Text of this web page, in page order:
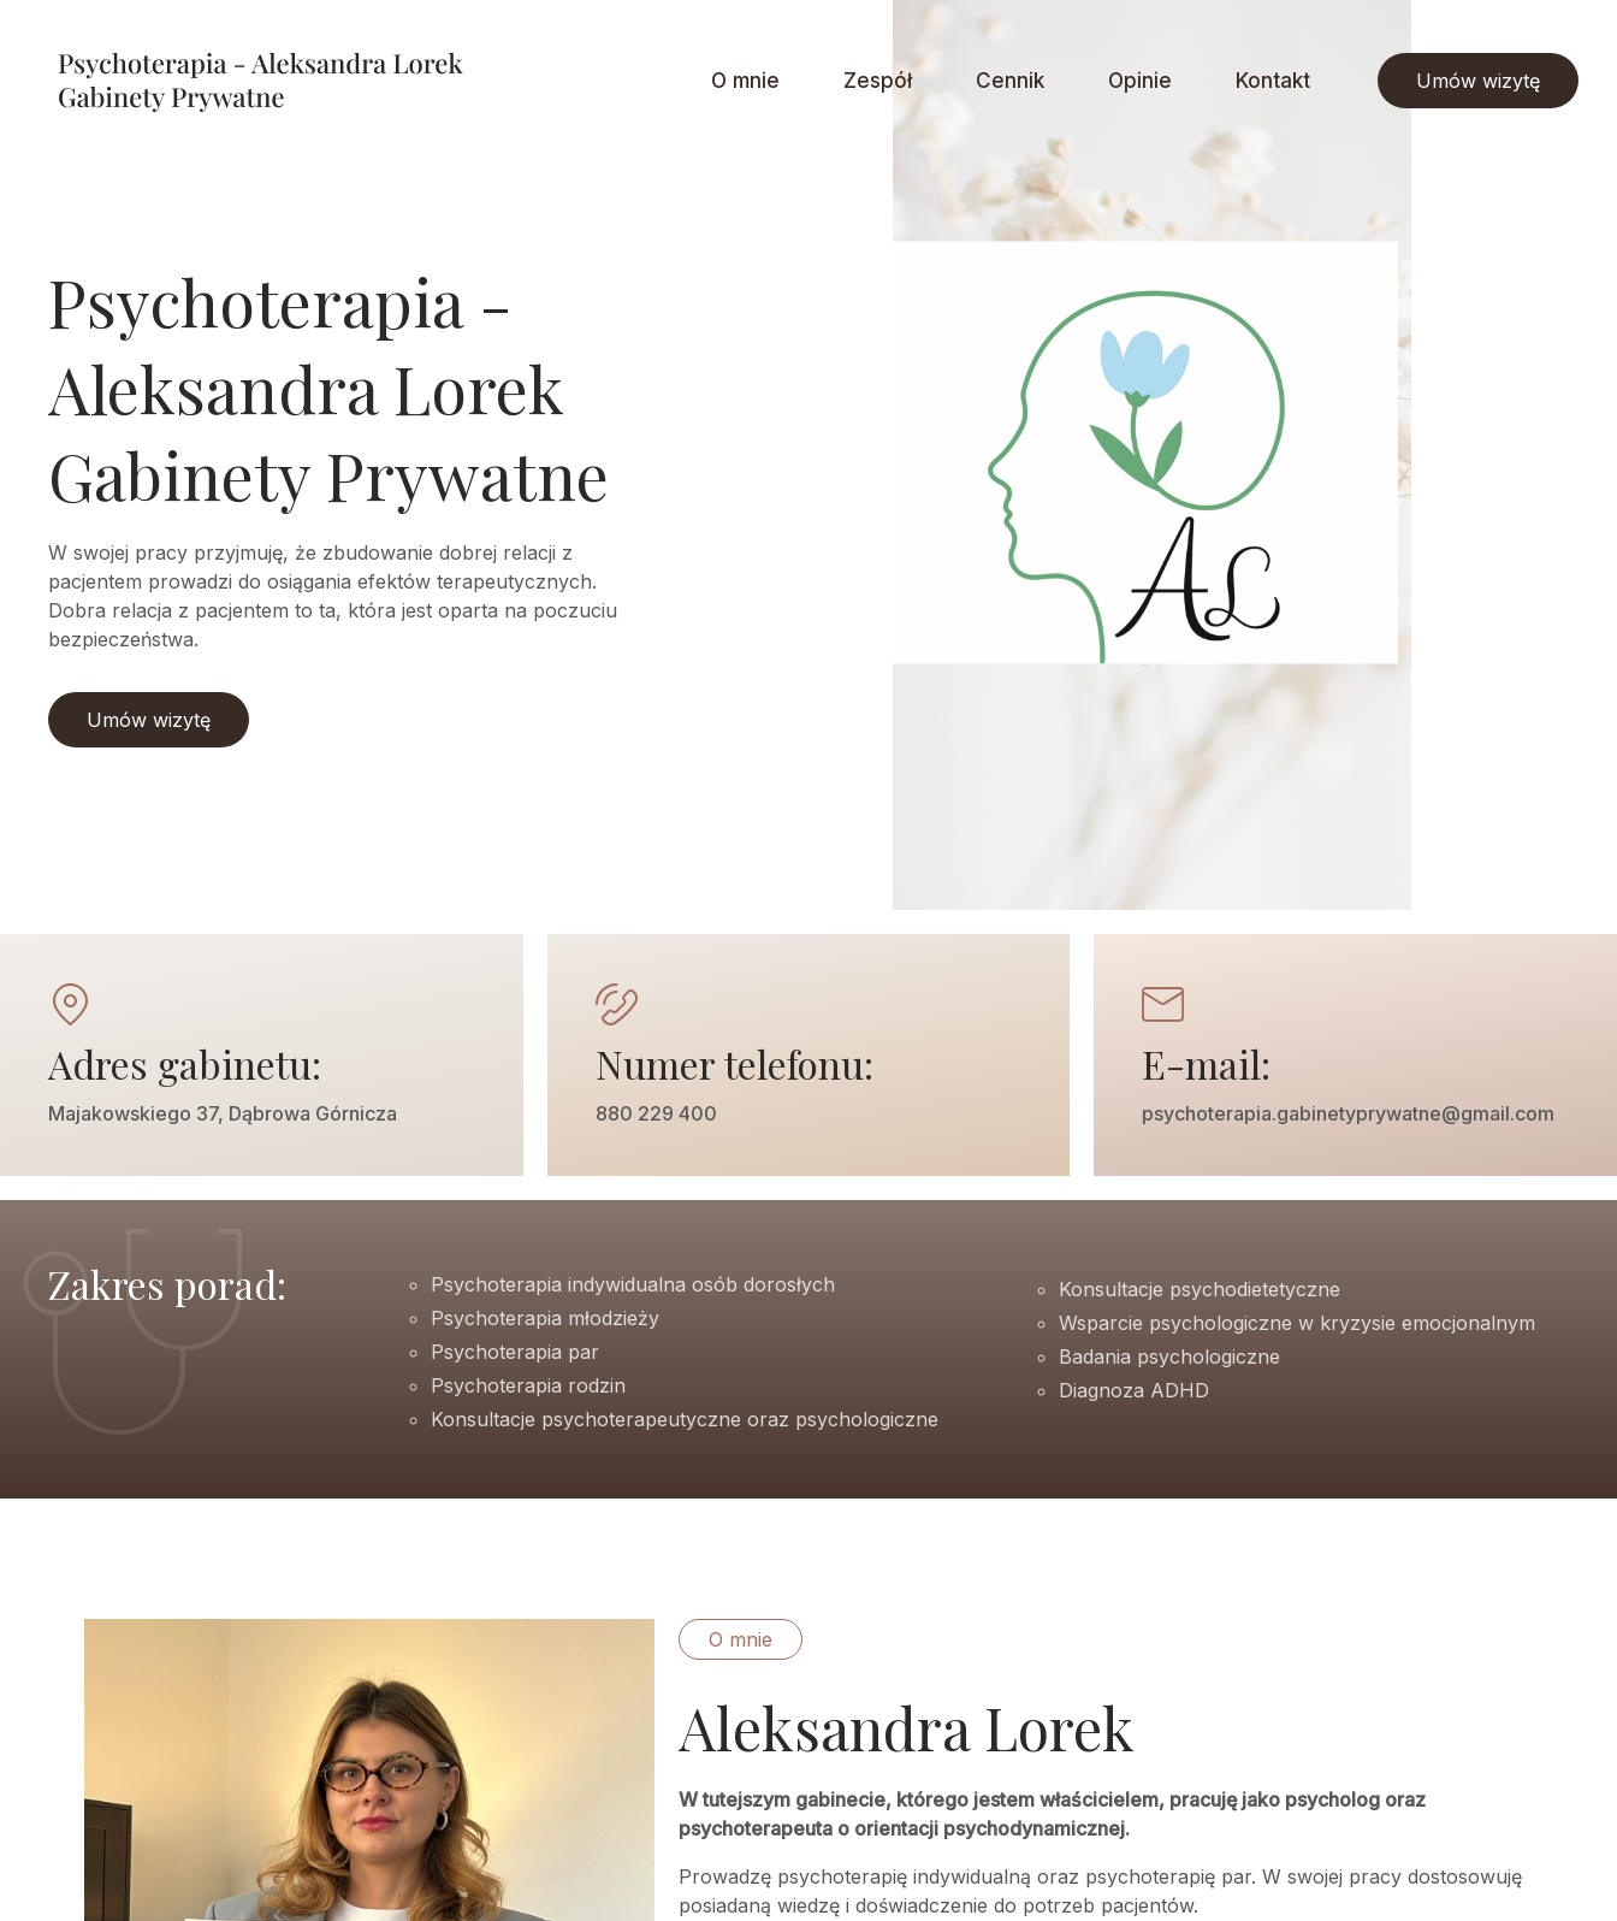
O mnie Zespół Cennik Opinie Kontakt Umów wizytę
Psychoterapia -
Aleksandra Lorek
Gabinety Prywatne
W swojej pracy przyjmuję, że zbudowanie dobrej relacji z
pacjentem prowadzi do osiągania efektów terapeutycznych.
Dobra relacja z pacjentem to ta, która jest oparta na poczuciu
bezpieczeństwa.
Umów wizytę
Adres gabinetu:
Majakowskiego 37, Dąbrowa Górnicza
Numer telefonu:
880 229 400
E-mail:
psychoterapia.gabinetyprywatne@gmail.com
Zakres porad:
Psychoterapia indywidualna osób dorosłych
Psychoterapia młodzieży
Psychoterapia par
Psychoterapia rodzin
Konsultacje psychoterapeutyczne oraz psychologiczne
Konsultacje psychodietetyczne
Wsparcie psychologiczne w kryzysie emocjonalnym
Badania psychologiczne
Diagnoza ADHD
O mnie
Aleksandra Lorek
W tutejszym gabinecie, którego jestem właścicielem, pracuję jako psycholog oraz
psychoterapeuta o orientacji psychodynamicznej.
Prowadzę psychoterapię indywidualną oraz psychoterapię par. W swojej pracy dostosowuję
posiadaną wiedzę i doświadczenie do potrzeb pacjentów.